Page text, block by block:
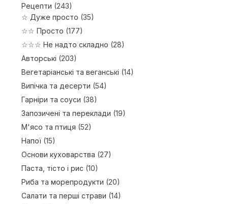
Рецепти (243)
☆ Дуже просто (35)
☆☆ Просто (177)
☆☆☆ Не надто складно (28)
Авторські (203)
Вегетаріанські та веганські (14)
Випічка та десерти (54)
Гарніри та соуси (38)
Запозичені та переклади (19)
М'ясо та птиця (52)
Напої(15)
Основи куховарства (27)
Паста, тісто і рис (10)
Риба та морепродукти (20)
Салати та перші страви (14)